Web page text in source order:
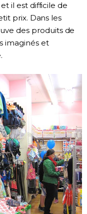
il est difficile de
prix. Dans les
des produits de
imaginés et